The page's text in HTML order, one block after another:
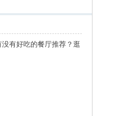
有好吃的餐厅推荐？逛